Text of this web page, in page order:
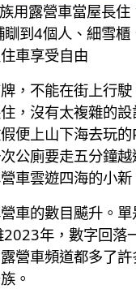
用露營車當屋長住
到4個人、細雪櫃
車享受自由
，不能在街上行
，沒有太複雜的
便上山下海去玩
公廁要走五分鐘
車雲遊四海的小新
車的數目飇升。
年，數字回落
營車頻道都多了
。